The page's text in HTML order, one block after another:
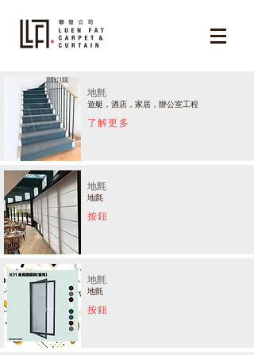
​地氈
​遊艇，酒店，家居，辦公室工程
了解更多
​地氈
​地氈
按鈕
​地氈
​地氈
按鈕